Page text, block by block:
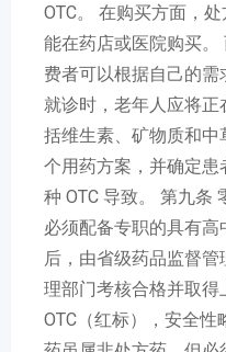
OTC。 在购买方面，
能在药店或医院购买
费者可以根据自己的需
就诊时，老年人应将正
括维生素、矿物质和
个用药方案，并确定
种 OTC 导致。 第九条
必须配备专职的具有高
后，由省级药品监督
理部门考核合格并取
OTC（红标），安全